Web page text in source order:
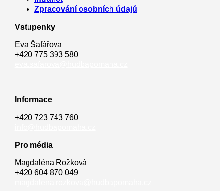
Zpracování osobních údajů
Vstupenky
Eva Šafářova
+420 775 393 580
Informace
+420 723 743 760
Pro média
Magdaléna Rožková
+420 604 870 049